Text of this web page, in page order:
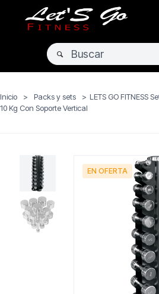
Inicio > Packs y sets > LETS GO FITNESS
10 Kg Con Soporte Vertical
EN OFERTA